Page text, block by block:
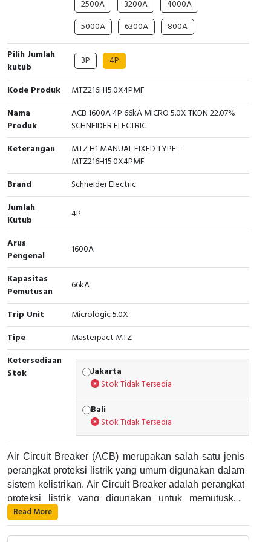
Cable Operated Switch
Signalling Columns
Safety Sensors
Pressure Switch
Ultrasonic & Rotary Encoder
Inductive Sensors
Photoelectric
Cam Switch
RFID
Capacitive Sensors
Safety Switch
Radio Frequency
2500A
3200A
4000A
5000A
6300A
800A
Pilih Jumlah
kutub
3P 4P
Kode Produk
MTZ216H15.0X4PMF
Nama
Produk
ACB 1600A 4P 66kA MICRO 5.0X TKDN 22.07%
SCHNEIDER ELECTRIC
Keterangan
MTZ H1 MANUAL FIXED TYPE -
MTZ216H15.0X4PMF
Brand
Schneider Electric
Jumlah
Kutub
4P
Arus
Pengenal
1600A
Kapasitas
Pemutusan
66kA
Trip Unit
Micrologic 5.0X
Tipe
Masterpact MTZ
Ketersediaan
Stok
Jakarta
Stok Tidak Tersedia
Bali
Stok Tidak Tersedia
Air Circuit Breaker (ACB) merupakan salah satu jenis
perangkat proteksi listrik yang umum digunakan dalam
sistem kelistrikan. Air Circuit Breaker adalah perangkat
proteksi listrik yang digunakan untuk memutuskan
aliran listrik pada suatu rangkaian listrik saat terjadi
gangguan atau kelebihan arus. Alat ini umumnya
digunakan di dalam panel listrik industri dan dapat
Air Circuit Breaker bekerja dengan cara memutuskan
aliran listrik pada suatu rangkaian listrik saat terjadi
Read More